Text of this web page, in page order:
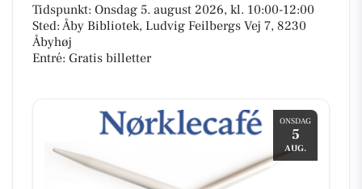
Tidspunkt: Onsdag 5. august 2026, kl. 10:00-12:00
Sted: Åby Bibliotek, Ludvig Feilbergs Vej 7, 8230
Åbyhøj
Entré: Gratis billetter
ONSDAG
5
AUG.